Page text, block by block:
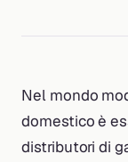
Nel mondo
domestico è
distributori di